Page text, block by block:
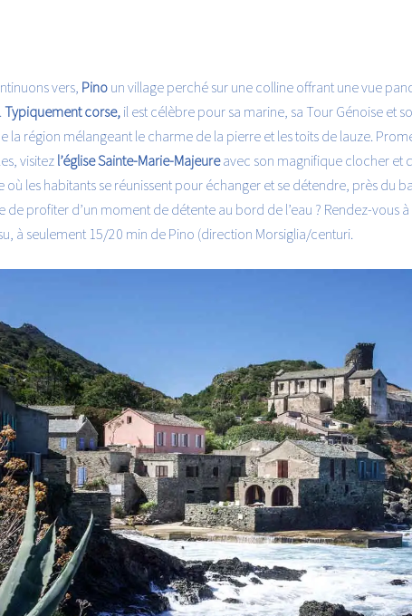
vers, Pino un village perché sur une colline offrant une vue
Typiquement corse, il est célèbre pour sa marine, sa Tour Génoise et
la région mélangeant le charme de la pierre et les toits de lauze.
visitez l’église Sainte-Marie-Majeureavec son magnifique clocher et
où les habitants se réunissent pour échanger et se détendre, près du
de profiter d’un moment de détente au bord de l’eau ? Rendez-vous à
à seulement 15/20 min de Pino (direction Morsiglia/centuri.